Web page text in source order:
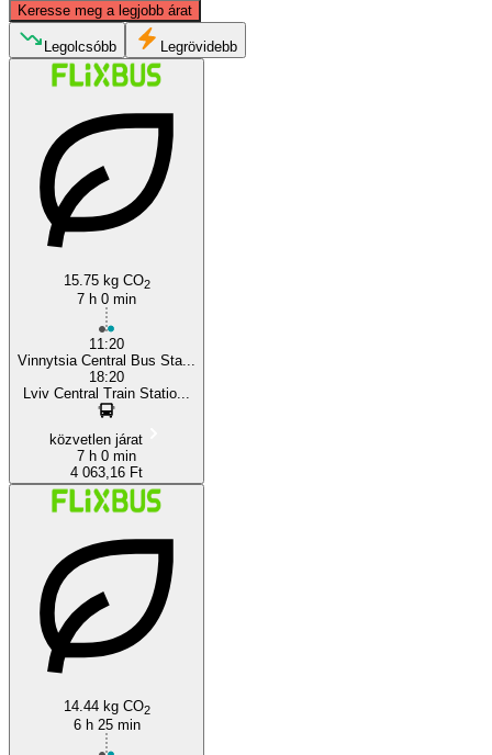
Keresse meg a legjobb árat
Legolcsóbb Legrövidebb
15.75 kg CO2
7 h 0 min
11:20
Vinnytsia Central Bus Sta...
18:20
Lviv Central Train Statio...
közvetlen járat
7 h 0 min
4 063,16 Ft
14.44 kg CO2
6 h 25 min